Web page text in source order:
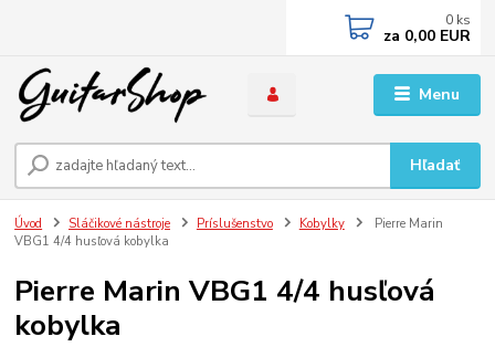
Menu
Hľadať
0 ks
za 0,00 EUR
Úvod Sláčikové nástroje Príslušenstvo Kobylky
Pierre Marin
VBG1 4/4 husľová kobylka
Pierre Marin VBG1 4/4 husľová
kobylka